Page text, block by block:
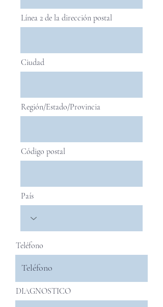
Línea 2 de la dirección postal
Ciudad
Región/Estado/Provincia
Código postal
País
Teléfono
DIAGNOSTICO